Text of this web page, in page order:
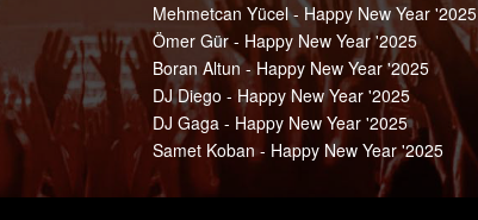
Mehmetcan Yücel - Happy New Year '2025
Ömer Gür - Happy New Year '2025
Boran Altun - Happy New Year '2025
DJ Diego - Happy New Year '2025
DJ Gaga - Happy New Year '2025
Samet Koban - Happy New Year '2025